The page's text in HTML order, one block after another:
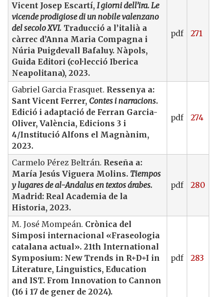
Vicent Josep Escartí, I giorni dell’ira. Le
vicende prodigiose di un nobile valenzano
del secolo XVI. Traducció a l’italià a
càrrec d’Anna Maria Compagna i
Núria Puigdevall Bafaluy. Nàpols,
Guida Editori (col·lecció Iberica
Neapolitana), 2023.
pdf 271
Gabriel Garcia Frasquet. Ressenya a:
Sant Vicent Ferrer, Contes i narracions.
Edició i adaptació de Ferran Garcia-
Oliver, València, Edicions 3 i
4/Institució Alfons el Magnànim,
2023.
pdf 274
Carmelo Pérez Beltrán. Reseña a:
María Jesús Viguera Molins. Tiempos
y lugares de al-Andalus en textos árabes.
Madrid: Real Academia de la
Historia, 2023.
pdf 280
M. José Mompeán. Crònica del
Simposi internacional «Fraseologia
catalana actual». 21th International
Symposium: New Trends in R+D+I in
Literature, Linguistics, Education
and IST. From Innovation to Cannon
(16 i 17 de gener de 2024).
pdf 283